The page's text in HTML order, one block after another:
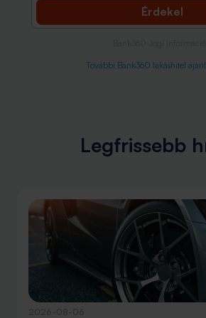
Érdekel
További Bank360 lakáshitel
Legfrissebb